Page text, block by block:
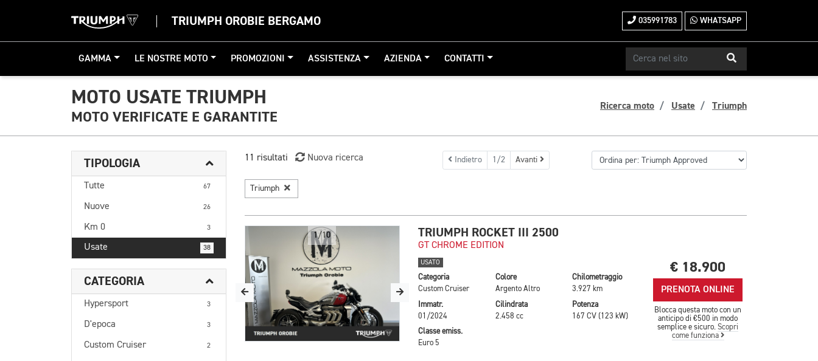
TRIUMPH OROBIE BERGAMO 035991783 WHATSAPP
GAMMA LE NOSTRE MOTO PROMOZIONI ASSISTENZA AZIENDA CONTATTI
MOTO USATE TRIUMPH
MOTO VERIFICATE E GARANTITE
Ricerca moto Usate Triumph
TIPOLOGIA
Tutte 67
Nuove 26
Km 0 3
Usate 38
CATEGORIA
Hypersport 3
D'epoca 3
Custom Cruiser 2
11 risultati Nuova ricerca Indietro 1/2 Avanti
Triumph
1/10 TRIUMPH ROCKET III 2500
GT CHROME EDITION
USATO
Categoria
Custom Cruiser
Colore
Argento Altro
Chilometraggio
3.927 km
Immatr.
01/2024
Cilindrata
2.458 cc
Potenza
167 CV (123 kW)
Classe emiss.
Euro 5
€ 18.900
PRENOTA ONLINE
Blocca questa moto con un
anticipo di €500 in modo
semplice e sicuro.Scopri
come funziona